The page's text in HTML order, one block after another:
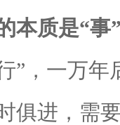
本质是“事
”，一万年
俱进，需